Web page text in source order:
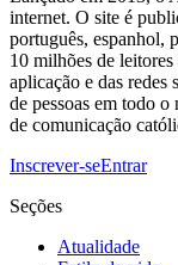
internet. O site é
português, espanhol,
10 milhões de leitores
aplicação e das redes
de pessoas em todo
de comunicação
Inscrever-seEntrar
Seções
Atualidade